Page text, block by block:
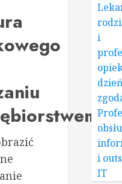
i
dzień
i
IT